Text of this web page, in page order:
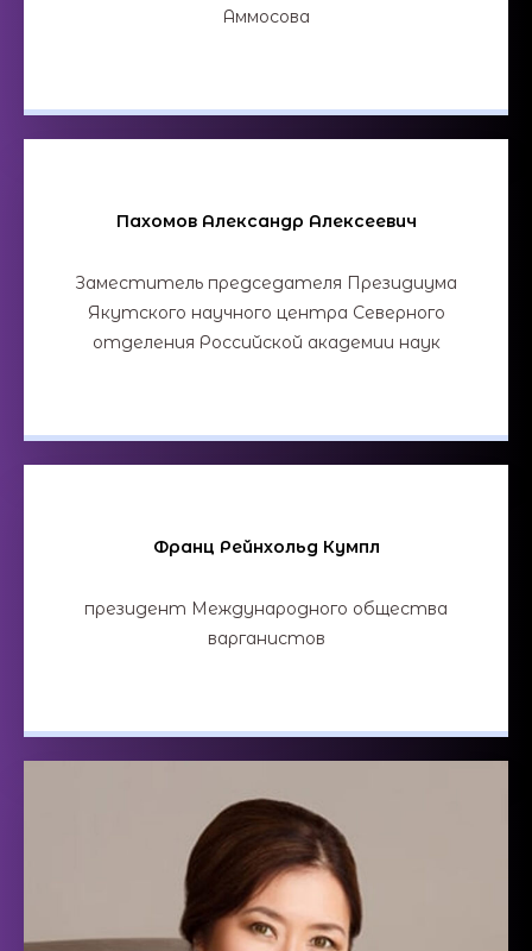
Аммосова
Пахомов Александр Алексеевич
Заместитель председателя Президиума
Якутского научного центра Северного
отделения Российской академии наук
Франц Рейнхольд Кумпл
президент Международного общества
варганистов